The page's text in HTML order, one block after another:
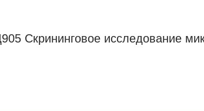
Скрининговое исследование